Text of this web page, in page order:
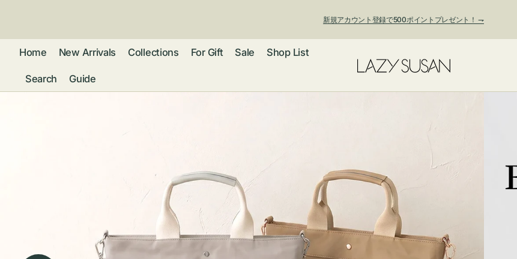
新規アカウント登録で500ポイントプレゼント！ ⇁
Home New Arrivals Collections
ブレスレット・
バングル
ブローチ
ショルダーバッ
スマートフォン
ポシェット
ファッション
バッグチャー
ム・キーホルダ
ー
ウエア
ウォレット・革
ポーチ ・ メガ
For Gift Sale Shop List
Search Guide